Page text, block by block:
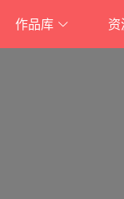
作品库 资